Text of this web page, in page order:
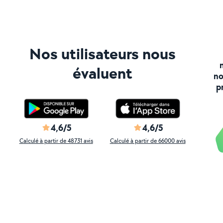
Nos utilisateurs nous
évaluent
4,6/5
Calculé à partir de 48731 avis
4,6/5
Calculé à partir de 66000 avis